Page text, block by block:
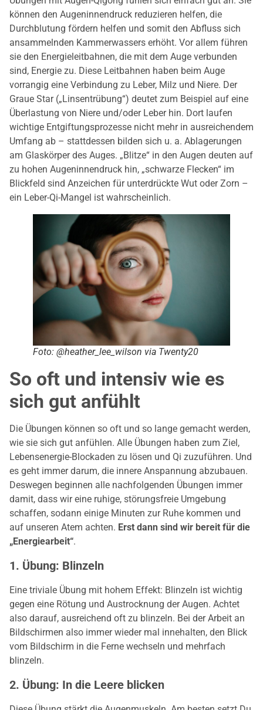
können den Augeninnendruck reduzieren helfen, die
Durchblutung fördern helfen und somit den Abfluss sich
ansammelnden Kammerwassers erhöht. Vor allem führen
sie den Energieleitbahnen, die mit dem Auge verbunden
sind, Energie zu. Diese Leitbahnen haben beim Auge
vorrangig eine Verbindung zu Leber, Milz und Niere. Der
Graue Star („Linsentrübung“) deutet zum Beispiel auf eine
Überlastung von Niere und/oder Leber hin. Dort laufen
wichtige Entgiftungsprozesse nicht mehr in ausreichendem
Umfang ab – stattdessen bilden sich u. a. Ablagerungen
am Glaskörper des Auges. „Blitze“ in den Augen deuten auf
zu hohen Augeninnendruck hin, „schwarze Flecken“ im
Blickfeld sind Anzeichen für unterdrückte Wut oder Zorn –
ein Leber-Qi-Mangel ist wahrscheinlich.
Foto: @heather_lee_wilson via Twenty20
So oft und intensiv wie es
sich gut anfühlt
Die Übungen können so oft und so lange gemacht werden,
wie sie sich gut anfühlen. Alle Übungen haben zum Ziel,
Lebensenergie-Blockaden zu lösen und Qi zuzuführen. Und
es geht immer darum, die innere Anspannung abzubauen.
Deswegen beginnen alle nachfolgenden Übungen immer
damit, dass wir eine ruhige, störungsfreie Umgebung
schaffen, sodann einige Minuten zur Ruhe kommen und
auf unseren Atem achten. Erst dann sind wir bereit für die
„Energiearbeit“.
1. Übung: Blinzeln
Eine triviale Übung mit hohem Effekt: Blinzeln ist wichtig
gegen eine Rötung und Austrocknung der Augen. Achtet
also darauf, ausreichend oft zu blinzeln. Bei der Arbeit an
Bildschirmen also immer wieder mal innehalten, den Blick
vom Bildschirm in die Ferne wechseln und mehrfach
blinzeln.
2. Übung: In die Leere blicken